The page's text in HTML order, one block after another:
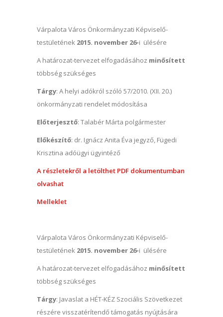
Várpalota Város Önkormányzati Képviselő-
testületének 2015. november 26-i ülésére
A határozat-tervezet elfogadásához minősített
többség szükséges
Tárgy: A helyi adókról szóló 57/2010. (XII. 20.)
önkormányzati rendelet módosítása
Előterjesztő: Talabér Márta polgármester
Előkészítő: dr. Ignácz Anita Éva jegyző, Fügedi
Krisztina adóügyi ügyintéző
A részletekről a letölthet PDF dokumentumban
olvashat
Melleklet
Várpalota Város Önkormányzati Képviselő-
testületének 2015. november 26-i ülésére
A határozat-tervezet elfogadásához minősített
többség szükséges
Tárgy: Javaslat a HÉT-KÉZ Szociális Szövetkezet
részére visszatérítendő támogatás nyújtására